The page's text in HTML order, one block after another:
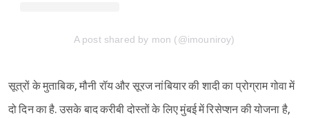
A post shared by mon (@imouniroy)
सूत्रों के मुताबिक, मौनी रॉय और सूरज नांबियार की शादी का प्रोग्राम गोवा में
दो दिन का है. उसके बाद करीबी दोस्तों के लिए मुंबई में रिसेप्शन की योजना है,